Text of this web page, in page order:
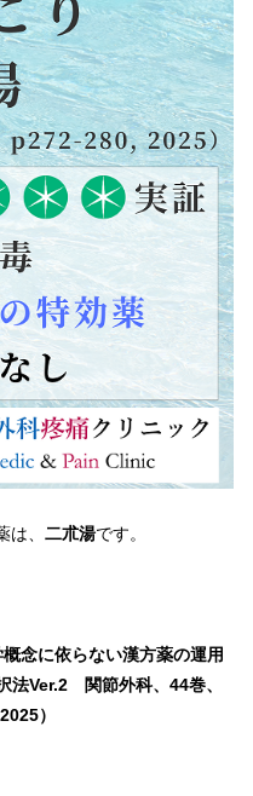
、 二朮湯です。
念に依らない漢方薬の運用
法Ver.2 関節外科、44巻、
）